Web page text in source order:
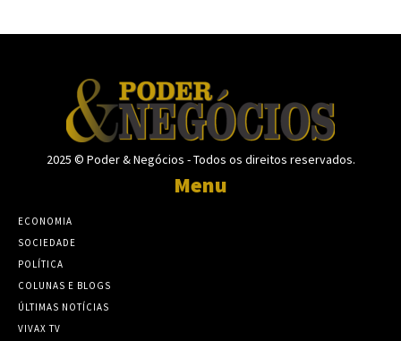
2025 © Poder & Negócios - Todos os direitos reservados.
Menu
ECONOMIA
SOCIEDADE
POLÍTICA
COLUNAS E BLOGS
ÚLTIMAS NOTÍCIAS
VIVAX TV